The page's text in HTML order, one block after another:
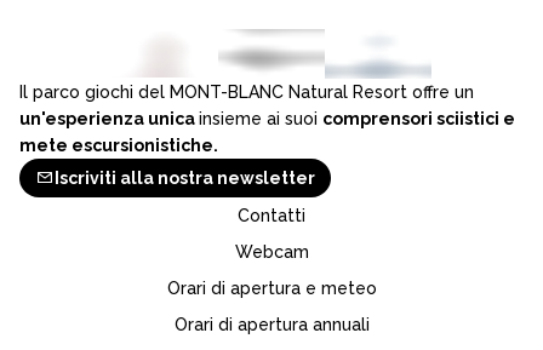
Il parco giochi del MONT-BLANC Natural Resort offre un
un'esperienza unicainsieme ai suoi comprensori sciistici e
mete escursionistiche.
Iscriviti alla nostra newsletter
Contatti
Webcam
Orari di apertura e meteo
Orari di apertura annuali